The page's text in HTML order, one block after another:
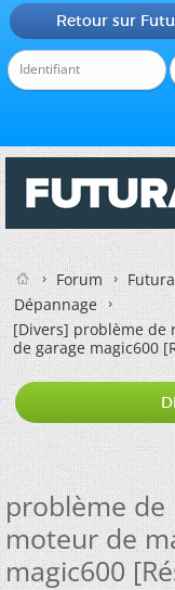
Retour sur
Forum
Dépannage
[Divers]problème de
de garage magic600
problème
moteur de
magic600